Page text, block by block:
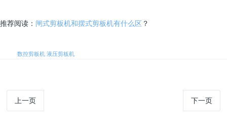
推荐阅读： 闸式剪板机和摆式剪板机有什么区 ？
数控剪板机 液压剪板机
上一页 下一页